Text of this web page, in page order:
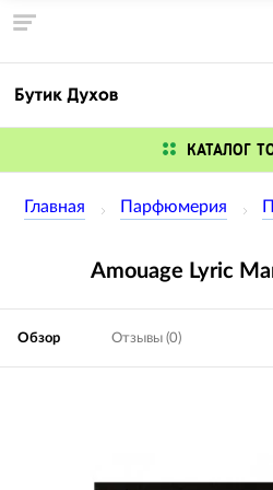
КАТАЛОГ
Главная Парфюмерия
Amouage Lyric
Обзор Отзывы (0)